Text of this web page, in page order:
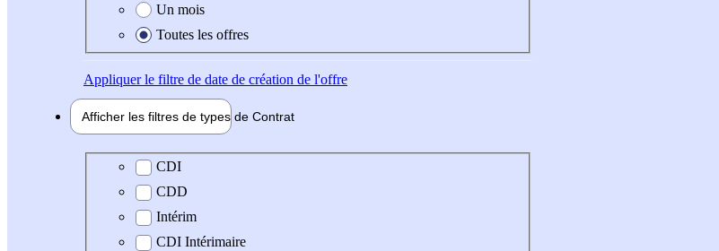
Un mois
Toutes les offres
Appliquerle filtre de date de création de l'offre
Afficher les filtres de types de Contrat
Type de contrat
CDI
CDD
Intérim
CDI Intérimaire